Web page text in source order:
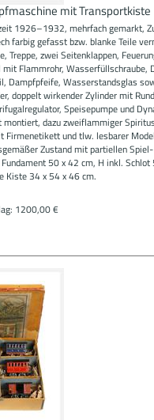
mit Transportkiste
1926–1932, mehrfach gemarkt,
farbig gefasst bzw. blanke Teile
Treppe, zwei Seitenklappen,
Flammrohr, Wasserfüllschraube,
Dampfpfeife, Wasserstandsglas
doppelt wirkender Zylinder mit
Speisepumpe und
montiert, dazu zweiflammiger
Firmenetikett und tlw. lesbarer
Zustand mit partiellen
50 x 42 cm, H inkl.
Kiste 34 x 54 x 46 cm.
1200,00 €